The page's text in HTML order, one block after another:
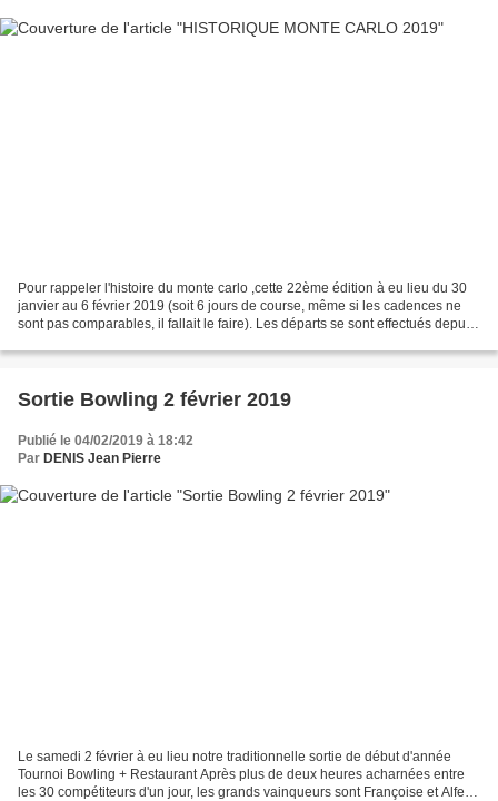
Pour rappeler l'histoire du monte carlo ,cette 22ème édition à eu lieu du 30
janvier au 6 février 2019 (soit 6 jours de course, même si les cadences ne
sont pas comparables, il fallait le faire). Les départs se sont effectués depuis
Sortie Bowling 2 février 2019
Publié le 04/02/2019 à 18:42
Par DENIS Jean Pierre
Le samedi 2 février à eu lieu notre traditionnelle sortie de début d'année
Tournoi Bowling + Restaurant Après plus de deux heures acharnées entre
les 30 compétiteurs d'un jour, les grands vainqueurs sont Françoise et Alfeu .